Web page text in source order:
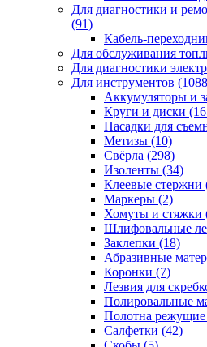
Для диагностики и
(91)
Кабель-
Для обслуживания
Для диагностики
Для инструментов
Аккумуляторы и
Круги и диски
Насадки для
Метизы (10)
Свёрла (298)
Изоленты (34)
Клеевые стержни
Маркеры (2)
Хомуты и стяжки
Шлифовальные
Заклепки (18)
Абразивные
Коронки (7)
Лезвия для
Полировальные
Полотна режущие
Салфетки (42)